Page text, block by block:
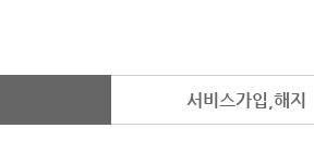
서비스가입,해지